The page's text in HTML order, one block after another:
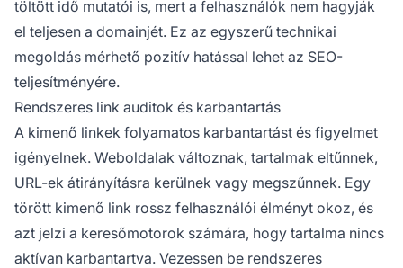
töltött idő mutatói is, mert a felhasználók nem hagyják
el teljesen a domainjét. Ez az egyszerű technikai
megoldás mérhető pozitív hatással lehet az SEO-
teljesítményére.
Rendszeres link auditok és karbantartás
A kimenő linkek folyamatos karbantartást és figyelmet
igényelnek. Weboldalak változnak, tartalmak eltűnnek,
URL-ek átirányításra kerülnek vagy megszűnnek. Egy
törött kimenő link rossz felhasználói élményt okoz, és
azt jelzi a keresőmotorok számára, hogy tartalma nincs
aktívan karbantartva. Vezessen be rendszeres